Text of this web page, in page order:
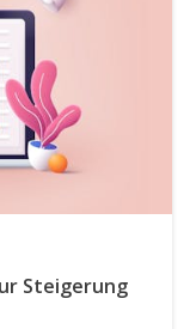
Steigerung